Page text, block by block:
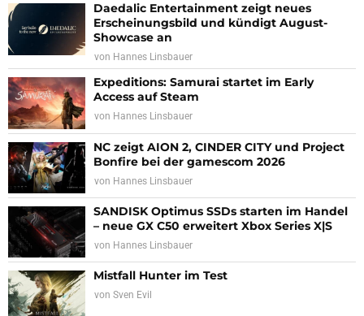
Daedalic Entertainment zeigt neues
Erscheinungsbild und kündigt August-
Showcase an
von Hannes Linsbauer
Expeditions: Samurai startet im Early
Access auf Steam
von Hannes Linsbauer
NC zeigt AION 2, CINDER CITY und Project
Bonfire bei der gamescom 2026
von Hannes Linsbauer
SANDISK Optimus SSDs starten im Handel
– neue GX C50 erweitert Xbox Series X|S
von Hannes Linsbauer
Mistfall Hunter im Test
von Sven Evil